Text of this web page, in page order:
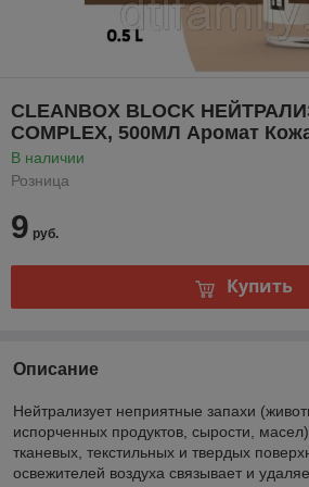
CLEANBOX BLOCK
COMPLEX, 500МЛ Аромат
В наличии
Розница
9 руб.
Купить
Описание
Нейтрализует неприятные запахи
испорченных продуктов, сырости,
тканевых, текстильных и твердых
освежителей воздуха связывает и